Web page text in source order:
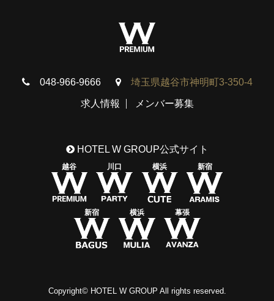
048-966-9666 埼玉県越谷市神明町3-350-4
求人情報 メンバー募集
HOTEL W GROUP公式サイト
越谷 川口 横浜 新宿
新宿 横浜 幕張
Copyright© HOTEL W GROUP All rights reserved.